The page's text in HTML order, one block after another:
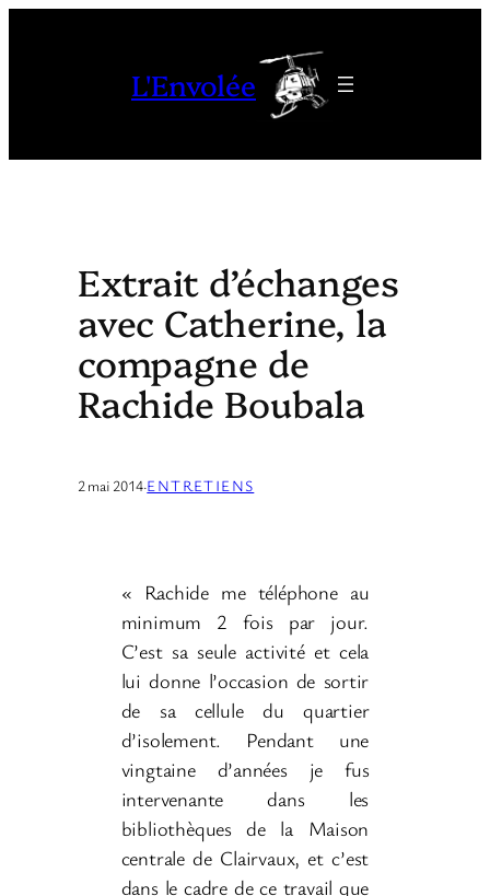
L'Envolée
Extrait d’échanges
avec Catherine, la
compagne de
Rachide Boubala
2 mai 2014·ENTRETIENS
« Rachide me téléphone au
minimum 2 fois par jour.
C’est sa seule activité et cela
lui donne l’occasion de sortir
de sa cellule du quartier
d’isolement. Pendant une
vingtaine d’années je fus
intervenante dans les
bibliothèques de la Maison
centrale de Clairvaux, et c’est
dans le cadre de ce travail que